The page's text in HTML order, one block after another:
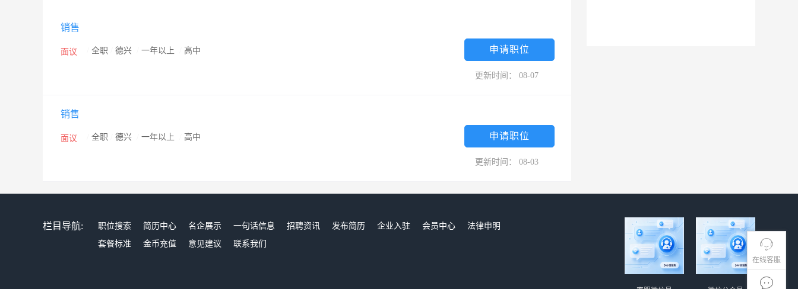
在线客服
销售
面议 全职 德兴 一年以上 高中 申请职位
更新时间： 08-07
销售
面议 全职 德兴 一年以上 高中 申请职位
更新时间： 08-03
栏目导航: 职位搜索 简历中心 名企展示 一句话信息 招聘资讯 发布简历 企业入驻 会员中心
法律申明
套餐标准
金币充值 意见建议 联系我们